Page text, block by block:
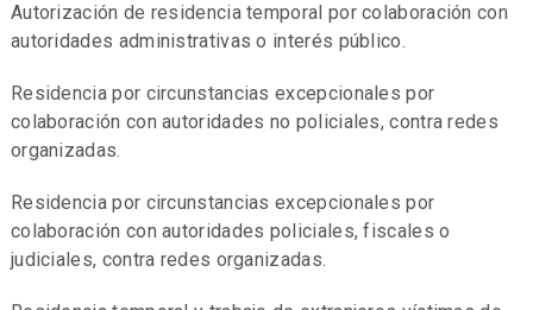
Autorización de residencia temporal por colaboración con
autoridades administrativas o interés público.
Residencia por circunstancias excepcionales por
colaboración con autoridades no policiales, contra redes
organizadas.
Residencia por circunstancias excepcionales por
colaboración con autoridades policiales, fiscales o
judiciales, contra redes organizadas.